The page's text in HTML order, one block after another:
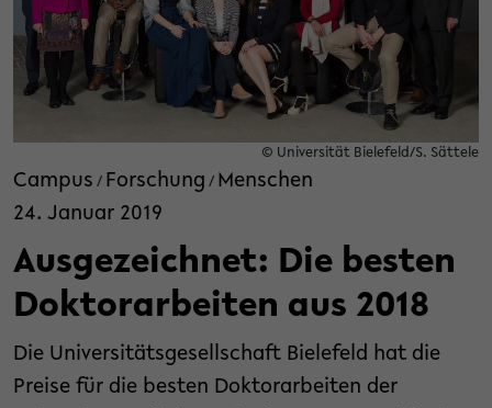
© Universität Bielefeld/S. Sättele
Campus / Forschung / Menschen
24. Januar 2019
Ausgezeichnet: Die besten
Doktorarbeiten aus 2018
Die Universitätsgesellschaft Bielefeld hat die
Preise für die besten Doktorarbeiten der